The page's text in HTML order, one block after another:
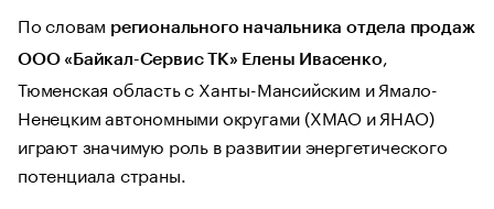
По словам регионального начальника отдела продаж
ООО «Байкал-Сервис ТК» Елены Ивасенко,
Тюменская область с Ханты-Мансийским и Ямало-
Ненецким автономными округами (ХМАО и ЯНАО)
играют значимую роль в развитии энергетического
потенциала страны.